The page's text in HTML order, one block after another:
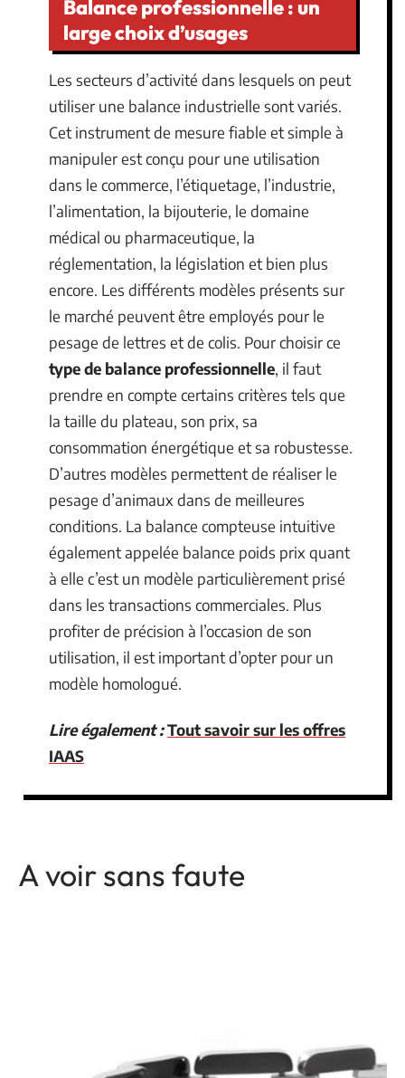
Balance professionnelle : un
large choix d’usages
Les secteurs d’activité dans lesquels on peut
utiliser une balance industrielle sont variés.
Cet instrument de mesure fiable et simple à
manipuler est conçu pour une utilisation
dans le commerce, l’étiquetage, l’industrie,
l’alimentation, la bijouterie, le domaine
médical ou pharmaceutique, la
réglementation, la législation et bien plus
encore. Les différents modèles présents sur
le marché peuvent être employés pour le
pesage de lettres et de colis. Pour choisir ce
type de balance professionnelle, il faut
prendre en compte certains critères tels que
la taille du plateau, son prix, sa
consommation énergétique et sa robustesse.
D’autres modèles permettent de réaliser le
pesage d’animaux dans de meilleures
conditions. La balance compteuse intuitive
également appelée balance poids prix quant
à elle c’est un modèle particulièrement prisé
dans les transactions commerciales. Plus
profiter de précision à l’occasion de son
utilisation, il est important d’opter pour un
modèle homologué.
Lire également :Tout savoir sur les offres
IAAS
A voir sans faute